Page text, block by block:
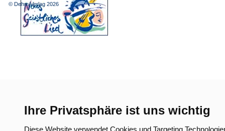
Ihre Privatsphäre ist uns wichtig
Diese Website verwendet Cookies und Targeting
© Dehm Verlag 2026